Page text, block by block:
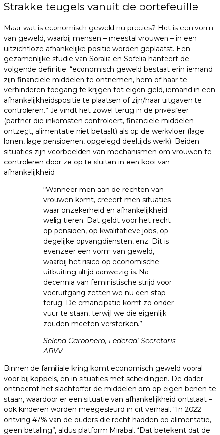
Strakke teugels vanuit de portefeuille
Maar wat is economisch geweld nu precies? Het is een vorm
van geweld, waarbij mensen – meestal vrouwen – in een
uitzichtloze afhankelijke positie worden geplaatst. Een
gezamenlijke studie van Soralia en Sofelia hanteert de
volgende definitie: “economisch geweld bestaat erin iemand
zijn financiële middelen te ontnemen, hem of haar te
verhinderen toegang te krijgen tot eigen geld, iemand in een
afhankelijkheidspositie te plaatsen of zijn/haar uitgaven te
controleren.” Je vindt het zowel terug in de privésfeer
(partner die inkomsten controleert, financiële middelen
ontzegt, alimentatie niet betaalt) als op de werkvloer (lage
lonen, lage pensioenen, opgelegd deeltijds werk). Beiden
situaties zijn voorbeelden van mechanismen om vrouwen te
controleren door ze op te sluiten in een kooi van
afhankelijkheid.
“Wanneer men aan de rechten van
vrouwen komt, creëert men situaties
waar onzekerheid en afhankelijkheid
welig tieren. Dat geldt voor het recht
op pensioen, op kwalitatieve jobs, op
degelijke opvangdiensten, enz. Dit is
evenzeer een vorm van geweld,
waarbij het risico op economische
uitbuiting altijd aanwezig is. Na
decennia van feministische strijd voor
vooruitgang zetten we nu een stap
terug. De emancipatie komt zo onder
vuur te staan, terwijl we die eigenlijk
zouden moeten versterken.”
Selena Carbonero, Federaal Secretaris
ABVV
Binnen de familiale kring komt economisch geweld vooral
voor bij koppels, en in situaties met scheidingen. De dader
ontneemt het slachtoffer de middelen om op eigen benen te
staan, waardoor er een situatie van afhankelijkheid ontstaat –
ook kinderen worden meegesleurd in dit verhaal. “In 2022
ontving 47% van de ouders die recht hadden op alimentatie,
geen betaling”, aldus platform Mirabal. “Dat betekent dat de